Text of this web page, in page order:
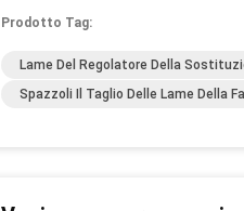
Prodotto Tag:
Lame Del Regolatore Della
Spazzoli Il Taglio Delle Lame Della